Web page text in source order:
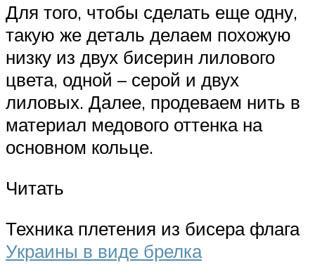
Для того, чтобы сделать еще одну,
такую же деталь делаем похожую
низку из двух бисерин лилового
цвета, одной – серой и двух
лиловых. Далее, продеваем нить в
материал медового оттенка на
основном кольце.
Читать
Техника плетения из бисера флага
Украины в виде брелка